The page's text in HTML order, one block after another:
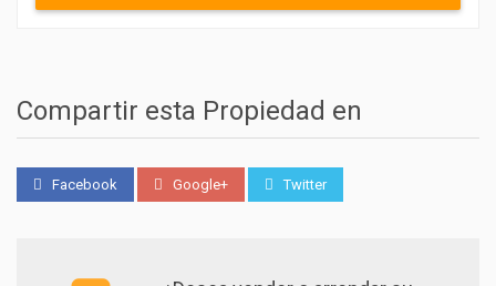
Compartir esta Propiedad en
Facebook Google+ Twitter